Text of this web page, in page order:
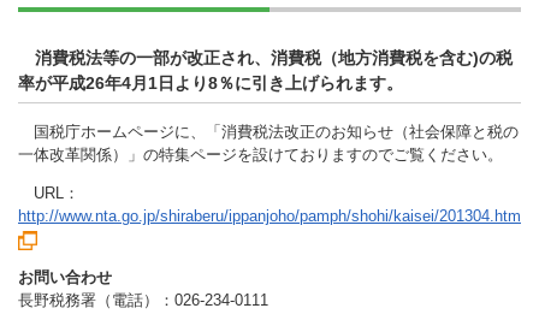
消費税法等の一部が改正され、消費税（地方消費税を含む)の税
率が平成26年4月1日より8％に引き上げられます。
国税庁ホームページに、「消費税法改正のお知らせ（社会保障と税の
一体改革関係）」の特集ページを設けておりますのでご覧ください。
URL：
http://www.nta.go.jp/shiraberu/ippanjoho/pamph/shohi/kaisei/201304.htm
お問い合わせ
長野税務署（電話）：026-234-0111